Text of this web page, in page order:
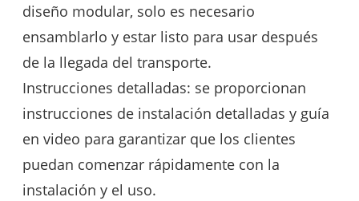
diseño modular, solo es necesario
ensamblarlo y estar listo para usar después
de la llegada del transporte.
Instrucciones detalladas: se proporcionan
instrucciones de instalación detalladas y guía
en video para garantizar que los clientes
puedan comenzar rápidamente con la
instalación y el uso.